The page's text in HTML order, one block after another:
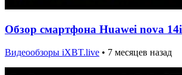
Обзор смартфона Huawei nova 14i
Видеообзоры iXBT.live • 7 месяцев назад